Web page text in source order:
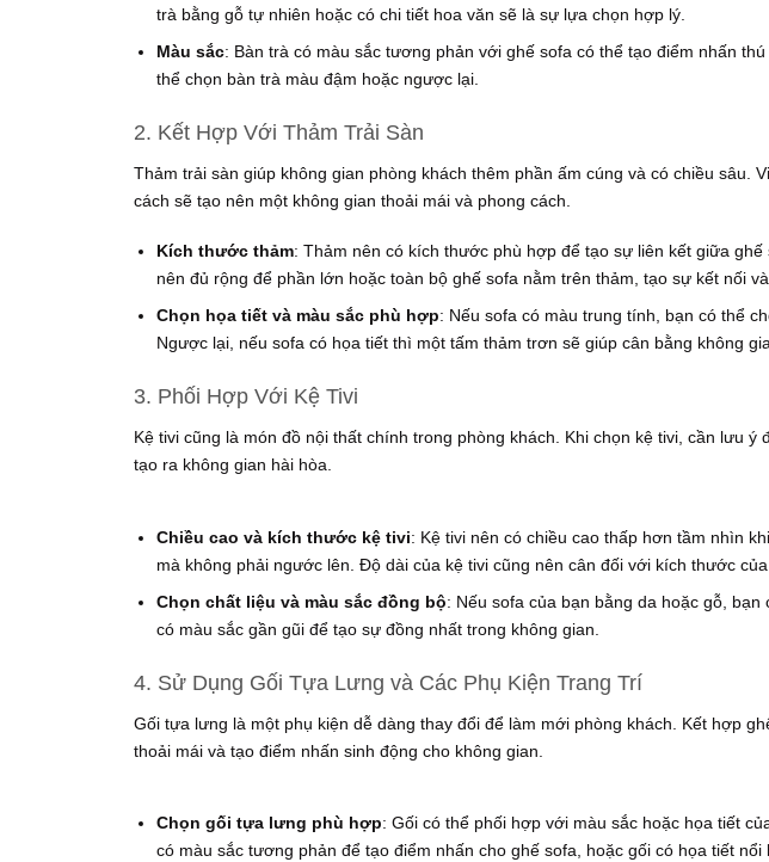
trà bằng gỗ tự nhiên hoặc có chi tiết hoa văn sẽ là sự lựa chọn hợp lý.
Màu sắc: Bàn trà có màu sắc tương phản với ghế sofa có thể tạo điểm nhấn
thể chọn bàn trà màu đậm hoặc ngược lại.
2. Kết Hợp Với Thảm Trải Sàn
Thảm trải sàn giúp không gian phòng khách thêm phần ấm cúng và có chiều sâu.
cách sẽ tạo nên một không gian thoải mái và phong cách.
Kích thước thảm: Thảm nên có kích thước phù hợp để tạo sự liên kết giữa
nên đủ rộng để phần lớn hoặc toàn bộ ghế sofa nằm trên thảm, tạo sự kết nối
Chọn họa tiết và màu sắc phù hợp: Nếu sofa có màu trung tính, bạn có thể
Ngược lại, nếu sofa có họa tiết thì một tấm thảm trơn sẽ giúp cân bằng không
3. Phối Hợp Với Kệ Tivi
Kệ tivi cũng là món đồ nội thất chính trong phòng khách. Khi chọn kệ tivi, cần lưu
tạo ra không gian hài hòa.
Chiều cao và kích thước kệ tivi: Kệ tivi nên có chiều cao thấp hơn tầm nhìn
mà không phải ngước lên. Độ dài của kệ tivi cũng nên cân đối với kích thước
Chọn chất liệu và màu sắc đồng bộ: Nếu sofa của bạn bằng da hoặc gỗ,
có màu sắc gần gũi để tạo sự đồng nhất trong không gian.
4. Sử Dụng Gối Tựa Lưng và Các Phụ Kiện Trang Trí
Gối tựa lưng là một phụ kiện dễ dàng thay đổi để làm mới phòng khách. Kết hợp
thoải mái và tạo điểm nhấn sinh động cho không gian.
Chọn gối tựa lưng phù hợp: Gối có thể phối hợp với màu sắc hoặc họa tiết
có màu sắc tương phản để tạo điểm nhấn cho ghế sofa, hoặc gối có họa tiết nổi